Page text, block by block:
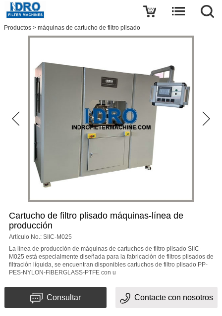
Productos > máquinas de cartucho de filtro plisado
Cartucho de filtro plisado máquinas-línea de
producción
Artículo No.: SIIC-M025
La línea de producción de máquinas de cartuchos de filtro plisado SIIC-
M025 está especialmente diseñada para la fabricación de filtros plisados de
filtración líquida, se encuentran disponibles cartuchos de filtro plisado PP-
PES-NYLON-FIBERGLASS-PTFE con u
Consultar Contacte con nosotros
Escribe una reseña
Cartucho
máquinas-
nombre
electronico